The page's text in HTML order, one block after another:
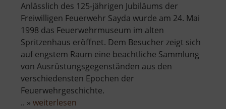
Anlässlich des 125-jährigen Jubiläums der
Freiwilligen Feuerwehr Sayda wurde am 24. Mai
1998 das Feuerwehrmuseum im alten
Spritzenhaus eröffnet. Dem Besucher zeigt sich
auf engstem Raum eine beachtliche Sammlung
von Ausrüstungsgegenständen aus den
verschiedensten Epochen der
Feuerwehrgeschichte.
.. » weiterlesen